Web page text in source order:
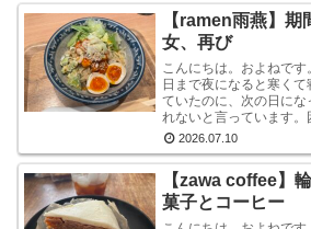
【ramen雨燕】期
女、再び
こんにちは。およねで
日まで夜になると寒く
ていたのに、次の日に
れないと言っています。
日金沢へ行ったとき、ひ
2026.07.10
【zawa coffee】
菓子とコーヒー